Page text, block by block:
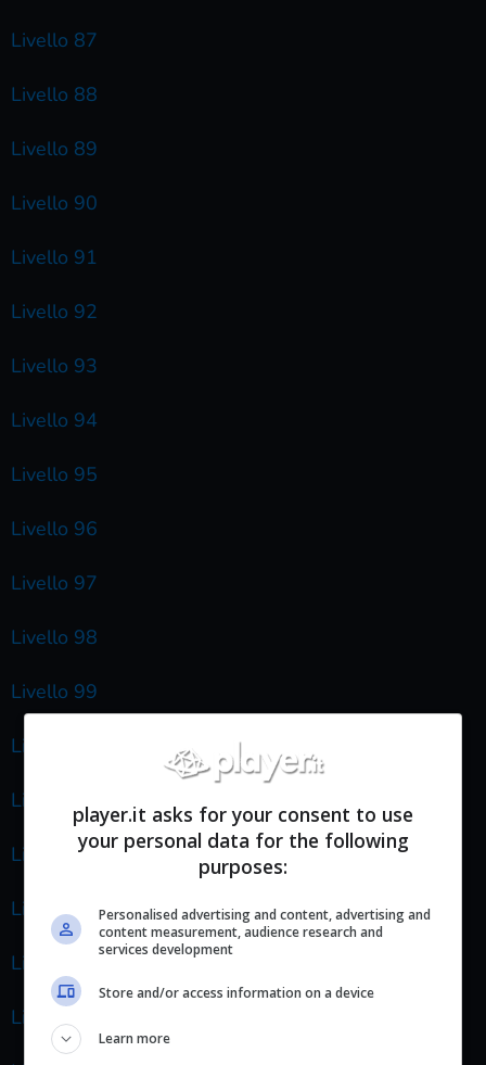
Livello 87
Livello 88
Livello 89
Livello 90
Livello 91
Livello 92
Livello 93
Livello 94
Livello 95
Livello 96
Livello 97
Livello 98
Livello 99
Livello 100
Livello 101
Livello 102
Livello 103
Livello 104
Livello 105
player.it asks for your consent to use
your personal data for the following
purposes:
Personalised advertising and content, advertising and
content measurement, audience research and
services development
Store and/or access information on a device
Learn more